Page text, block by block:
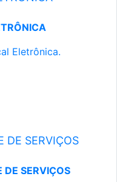
Eletrônica.
DE SERVIÇOS
SERVIÇOS